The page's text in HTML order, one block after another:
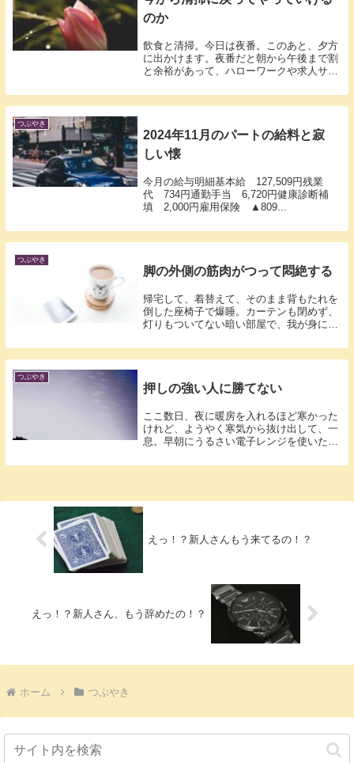
のか
飲食と清掃。今日は夜番。このあと、夕方
に出かけます。夜番だと朝から午後まで割
と余裕があって、ハローワークや求人サイ
つぶやき
2024年11月のパートの給料と寂
しい懐
今月の給与明細基本給 127,509円残業
代 734円通勤手当 6,720円健康診断補
填 2,000円雇用保険 ▲809...
つぶやき
脚の外側の筋肉がつって悶絶する
帰宅して、着替えて、そのまま背もたれを
倒した座椅子で爆睡。カーテンも閉めず、
灯りもついてない暗い部屋で、我が身に起
つぶやき
押しの強い人に勝てない
ここ数日、夜に暖房を入れるほど寒かった
けれど、ようやく寒気から抜け出して、一
息。早朝にうるさい電子レンジを使いたく
えっ！？新人さんもう来てるの！？
えっ！？新人さん、もう辞めたの！？
ホーム つぶやき